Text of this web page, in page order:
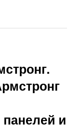
панелей и